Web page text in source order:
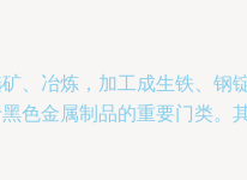
、冶炼，加工成生铁、
色金属制品的重要门类